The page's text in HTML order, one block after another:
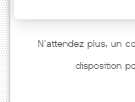
N'attendez plus, un
disposition